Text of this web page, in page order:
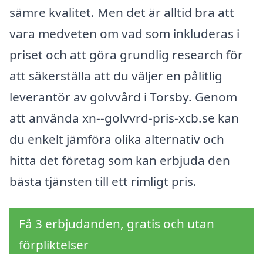
sämre kvalitet. Men det är alltid bra att
vara medveten om vad som inkluderas i
priset och att göra grundlig research för
att säkerställa att du väljer en pålitlig
leverantör av golvvård i Torsby. Genom
att använda xn--golvvrd-pris-xcb.se kan
du enkelt jämföra olika alternativ och
hitta det företag som kan erbjuda den
bästa tjänsten till ett rimligt pris.
Få 3 erbjudanden, gratis och utan
förpliktelser